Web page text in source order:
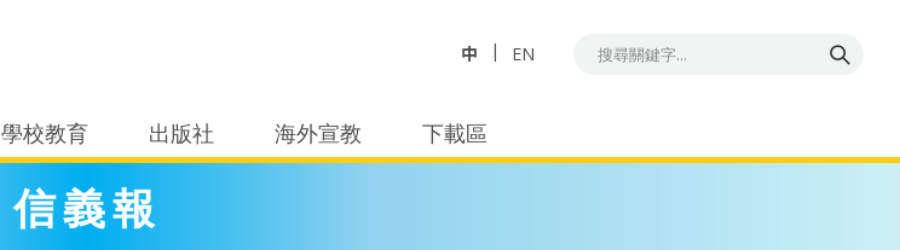
中 EN
學校教育 出版社 海外宣教 下載區
信義報